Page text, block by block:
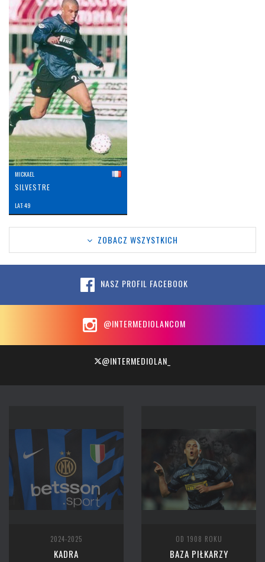
MICKAEL
SILVESTRE
LAT: 49
ZOBACZ WSZYSTKICH
NASZ PROFIL FACEBOOK
@INTERMEDIOLANCOM
@INTERMEDIOLAN_
2024-2025
KADRA
OD 1908 ROKU
BAZA PIŁKARZY